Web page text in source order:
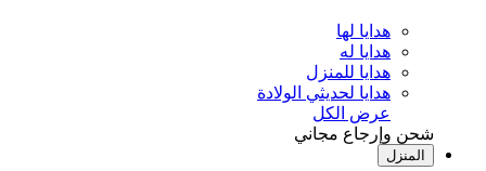
هدايا لها
هدايا له
هدايا للمنزل
هدايا لحديثي الولادة
عرض الكل
شحن وإرجاع مجاني
المنزل